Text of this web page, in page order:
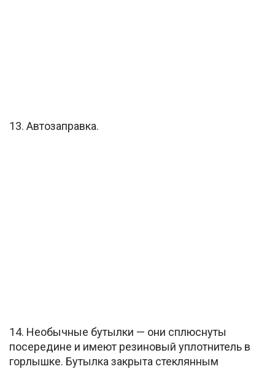
13. Автозаправка.
14. Необычные бутылки — они сплюснуты
посередине и имеют резиновый уплотнитель в
горлышке. Бутылка закрыта стеклянным